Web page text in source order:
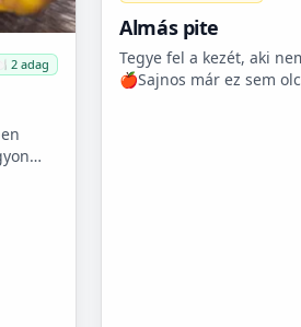
2 adag
Almás pite
Tegye fel a kezét, aki
🍎Sajnos már ez sem